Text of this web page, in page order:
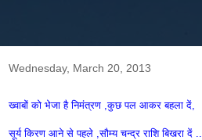
Wednesday, March 20, 2013
ख्वाबों को भेजा है निमंत्रण ,कुछ पल आकर बहला दें,
सूर्य किरण आने से पहले ,सौम्य चन्द्र राशि बिखरा दें ..